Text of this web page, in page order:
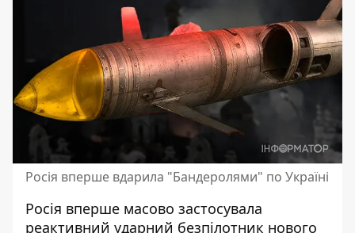
Росія вперше вдарила "Бандеролями" по Україні
Росія вперше масово застосувала
реактивний ударний безпілотник нового